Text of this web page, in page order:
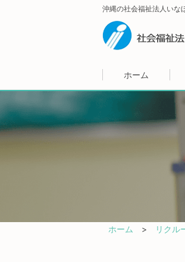
沖縄の社会福祉法人いな
ホーム
ホーム リクル